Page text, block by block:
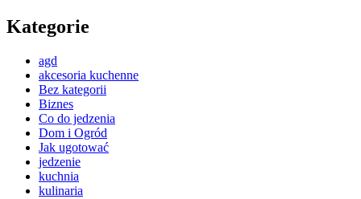
Kategorie
agd
akcesoria kuchenne
Bez kategorii
Biznes
Co do jedzenia
Dom i Ogród
Jak ugotować
jedzenie
kuchnia
kulinaria